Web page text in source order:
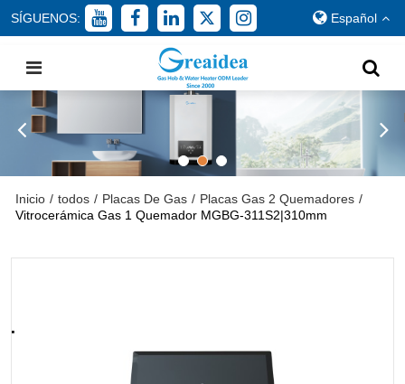
SÍGUENOS: Español
Inicio / todos / Placas De Gas / Placas Gas 2 Quemadores /
Vitrocerámica Gas 1 Quemador MGBG-311S2|310mm